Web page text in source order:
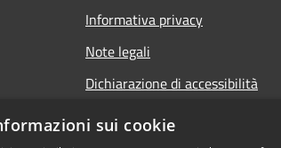
Informativa privacy
Note legali
Dichiarazione di accessibilità
sui cookie